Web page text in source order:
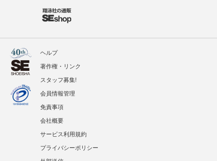
ヘルプ
著作権・リンク
スタッフ募集!
会員情報管理
免責事項
会社概要
サービス利用規約
プライバシーポリシー